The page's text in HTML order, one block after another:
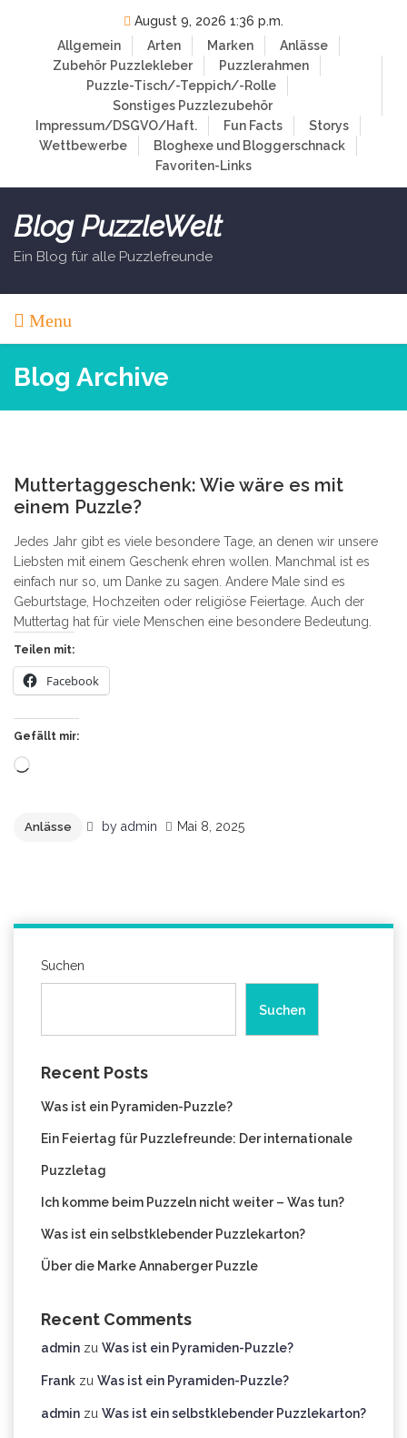
August 9, 2026 1:36 p.m.
Allgemein
Arten Marken
Anlässe
Zubehör Puzzlekleber
Puzzlerahmen
Puzzle-Tisch/-Teppich/-Rolle
Sonstiges Puzzlezubehör
Impressum/DSGVO/Haft.
Fun Facts
Storys
Wettbewerbe
Bloghexe und Bloggerschnack
Favoriten-Links
Blog PuzzleWelt
Ein Blog für alle Puzzlefreunde
Menu
Blog Archive
Muttertaggeschenk: Wie wäre es mit
einem Puzzle?
Jedes Jahr gibt es viele besondere Tage, an denen wir unsere
Liebsten mit einem Geschenk ehren wollen. Manchmal ist es
einfach nur so, um Danke zu sagen. Andere Male sind es
Geburtstage, Hochzeiten oder religiöse Feiertage. Auch der
Muttertag hat für viele Menschen eine besondere Bedeutung.
Teilen mit:
Facebook
Gefällt mir:
Wird
Anlässe by admin Mai 8, 2025
Suchen
Suchen
Recent Posts
Was ist ein Pyramiden-Puzzle?
Ein Feiertag für Puzzlefreunde: Der internationale
Puzzletag
Ich komme beim Puzzeln nicht weiter – Was tun?
Was ist ein selbstklebender Puzzlekarton?
Über die Marke Annaberger Puzzle
Recent Comments
admin zu Was ist ein Pyramiden-Puzzle?
Frank zu Was ist ein Pyramiden-Puzzle?
admin zu Was ist ein selbstklebender Puzzlekarton?